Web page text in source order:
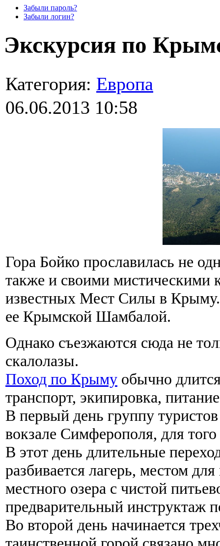
Забыли пароль?
Забыли логин?
Экскурсия по
Категория: Европа
06.06.2013 10:58
Гора Бойко прославилась не
также и своими мистическими
известных Мест Силы в
ее Крымской Шамбалой.
Однако съезжаются сюда не
скалолазы.
Поход по Крыму обычно
транспорт, экипировка,
В первый день группу
вокзале Симферополя, для
В этот день длительные
разбивается лагерь, местом
местного озера с чистой
предварительный инструктаж
Во второй день начинается